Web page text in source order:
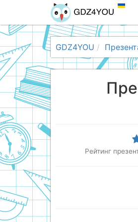
GDZ4YOU
Рейтинг